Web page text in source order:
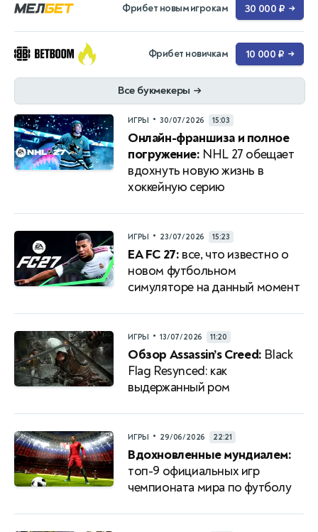
Фрибет новым игрокам 30 000 ₽ →
Фрибет новичкам 10 000 ₽ →
Все букмекеры →
ИГРЫ • 30/07/2026 15:03
Онлайн-франшиза и полное
погружение: NHL 27 обещает
вдохнуть новую жизнь в
хоккейную серию
ИГРЫ • 23/07/2026 15:23
EA FC 27: все, что известно о
новом футбольном
симуляторе на данный момент
ИГРЫ • 13/07/2026 11:20
Обзор Assassin’s Creed: Black
Flag Resynced: как
выдержанный ром
ИГРЫ • 29/06/2026 22:21
Вдохновленные мундиалем:
топ-9 официальных игр
чемпионата мира по футболу